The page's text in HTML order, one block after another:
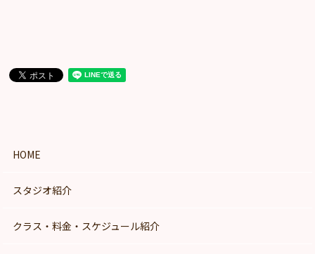
HOME
スタジオ紹介
クラス・料金・スケジュール紹介